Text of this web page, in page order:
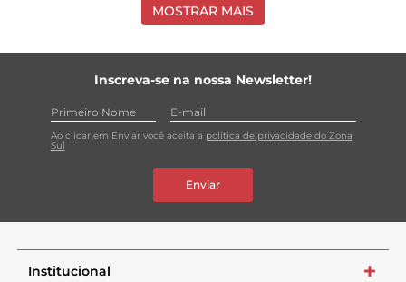
MOSTRAR MAIS
Inscreva-se na nossa Newsletter!
Ao clicar em Enviar você aceita a política de privacidade do Zona
Sul
Enviar
Institucional +